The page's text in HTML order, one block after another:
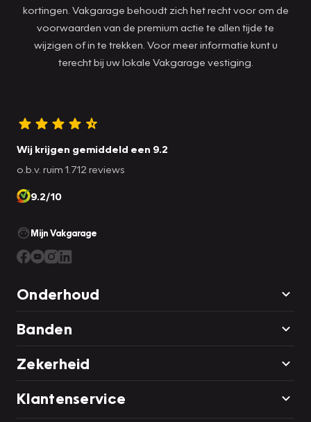
kortingen. Vakgarage behoudt zich het recht voor om de
voorwaarden van de premium actie te allen tijde te
wijzigen of in te trekken. Voor meer informatie kunt u
terecht bij uw lokale Vakgarage vestiging.
Wij krijgen gemiddeld een 9.2
o.b.v. ruim 1.712 reviews
9.2/10
Mijn Vakgarage
Onderhoud
Banden
Zekerheid
Klantenservice